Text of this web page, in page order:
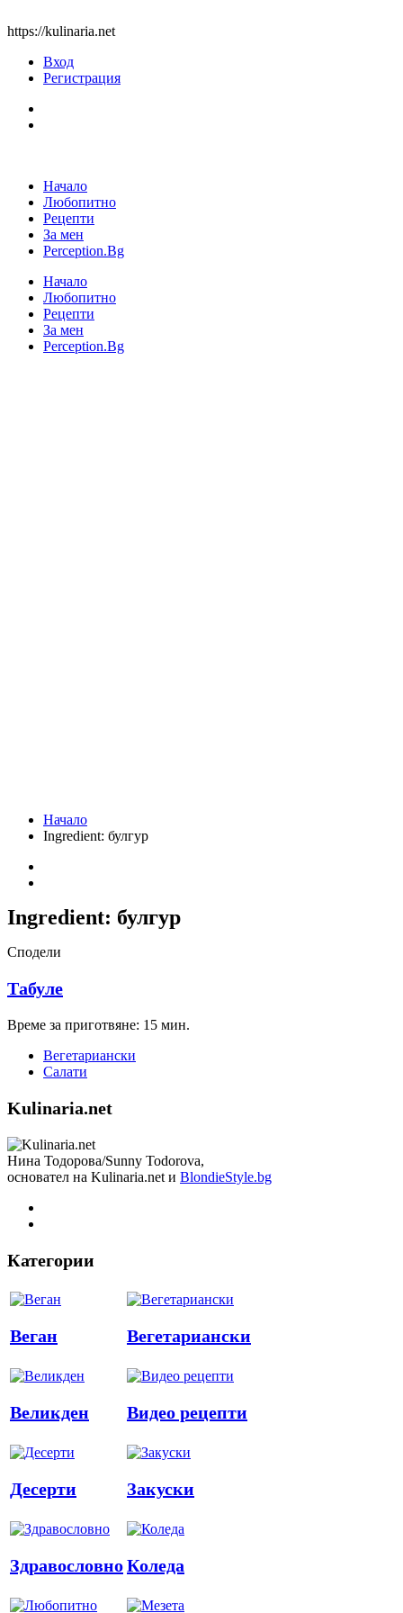
https://kulinaria.net
Вход
Регистрация
Начало
Любопитно
Рецепти
За мен
Perception.Bg
Начало
Любопитно
Рецепти
За мен
Perception.Bg
Начало
Ingredient: булгур
Ingredient: булгур
Сподели
Табуле
Време за приготвяне: 15 мин.
Вегетариански
Салати
Kulinaria.net
Нина Тодорова/Sunny Todorova,
основател на Kulinaria.net и BlondieStyle.bg
Категории
Веган Вегетариански
Великден Видео рецепти
Десерти Закуски
ЗдравословноКоледа